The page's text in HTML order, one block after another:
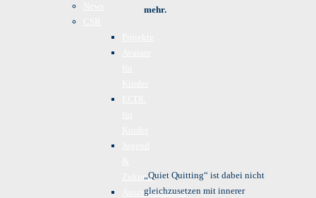
mehr.
„Quiet Quitting“ ist dabei nicht
gleichzusetzen mit innerer
Zukunft
Auszeichnungen